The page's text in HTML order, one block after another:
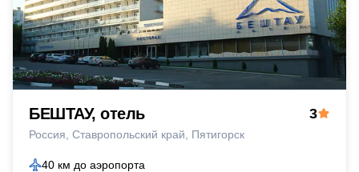
БЕШТАУ, отель
Россия Ставропольский край Пятигорск
3
40 км до аэропорта